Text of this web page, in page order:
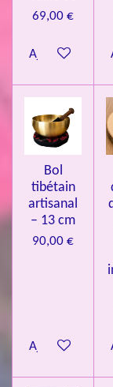
3
l
69,00 €
Ajouter au
Bol
tibétain
artisanal
– 13 cm
90,00 €
Ajouter au